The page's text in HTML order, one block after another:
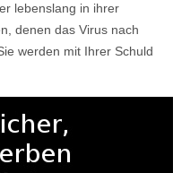
lebenslang in ihrer
denen das Virus nach
werden mit Ihrer Schuld